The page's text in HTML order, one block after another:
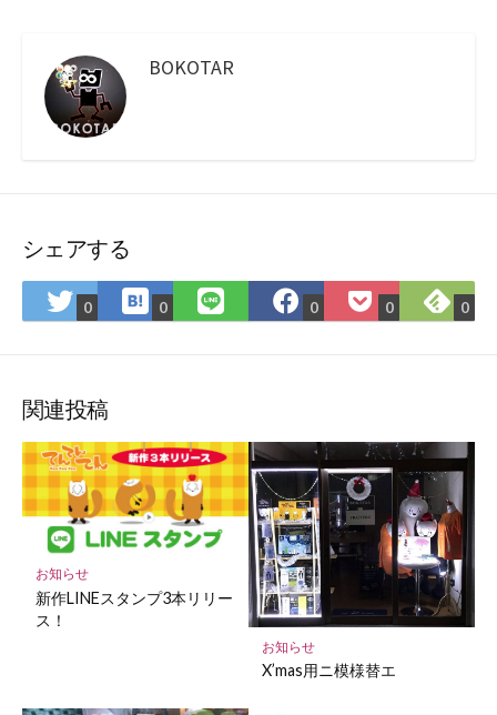
BOKOTAR
シェアする
Twitter
で
ア
0 は
て
ク
マ
ー
ク
に
存
0
LINE
で
Facebook
で
0
Pocket
に
0
で
0
関連投稿
お知らせ
新作LINEスタンプ3本リリー
ス！
お知らせ
X’mas用ニ模様替エ